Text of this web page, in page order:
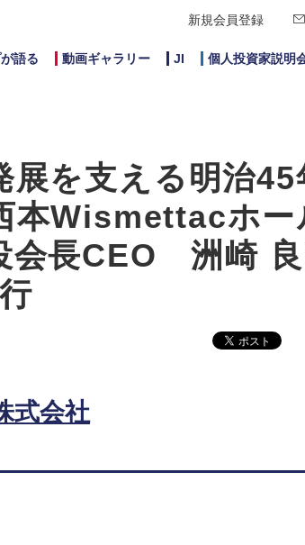
新規会員登録
語る 動画ギャラリー JI 個人投資家説明
を支える明治45
Wismettacホー
長CEO 洲崎 良
式会社